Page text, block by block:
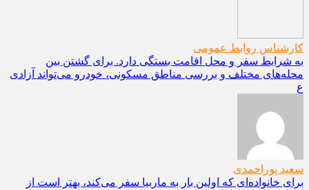
کارشناس روابط عمومی
به شرایط سفر و محل اقامت بستگی دارد. برای گشتن بین
محله‌های مختلف و بررسی مناطق مسکونی، خودرو می‌تواند آزادی
ع
سعید پوراحمدی
برای خانواده‌ای که اولین بار به ماربیا سفر می‌کند، بهتر است از